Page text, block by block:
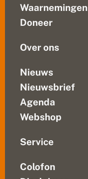
Welk
effect
heeft
Waarnemingen
Doneer
Over ons
Nieuws
Nieuwsbrief
Agenda
Webshop
Service
Colofon